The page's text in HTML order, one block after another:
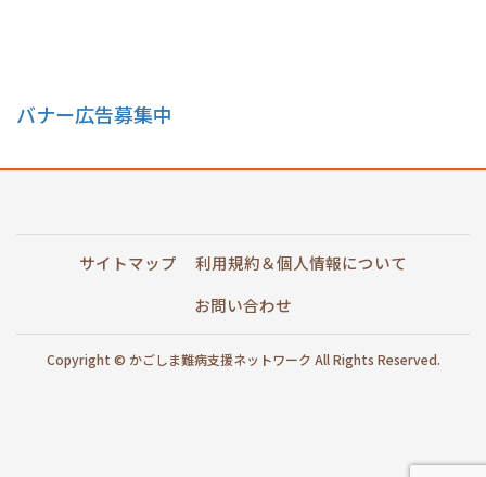
バナー広告募集中
サイトマップ
利用規約＆個人情報について
お問い合わせ
Copyright © かごしま難病支援ネットワーク All Rights Reserved.